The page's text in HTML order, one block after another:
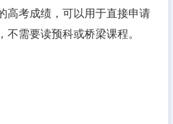
高考成绩，可以用于直接申请
不需要读预科或桥梁课程。